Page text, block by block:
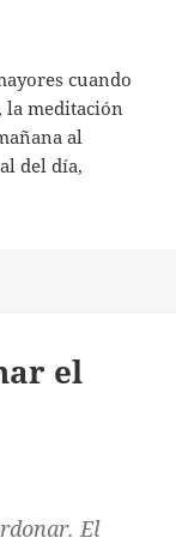
cuando
la meditación
al
del día,
el
El